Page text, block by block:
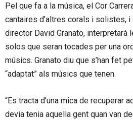
Pel que fa a la música, el Cor
cantaires d’altres corals i solistes,
director David Granato, interpretarà
solos que seran tocades per una
músics. Granato diu que s’han fet
“adaptat” als músics que tenen.
“Es tracta d’una mica de recuperar
devia tenia aquella gent quan van